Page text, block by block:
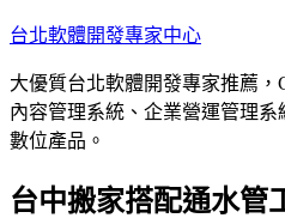
跳
主
要
內
台北軟體開發專家中心
大優質台北軟體開發專家推薦
內容管理系統、企業營運管理
數位產品。
台中搬家搭配通水管